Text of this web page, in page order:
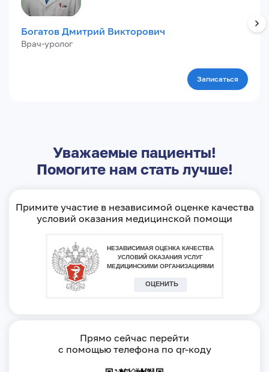
Богатов Дмитрий Викторович
Врач-уролог
Записаться
Уважаемые пациенты!
Помогите нам стать лучше!
Примите участие в независимой оценке качества
условий оказания медицинской помощи
Прямо сейчас перейти
с помощью телефона по qr-коду